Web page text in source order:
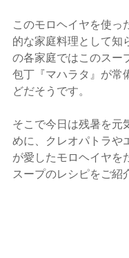
このモロヘイヤを使っ
的な家庭料理として知
の各家庭ではこのスー
包丁『マハラタ』が常
どだそうです。
そこで今日は残暑を元
めに、クレオパトラや
が愛したモロヘイヤを
スープのレシピをご紹